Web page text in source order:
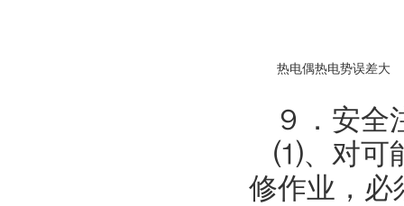
热电偶热电势误差大
９．安全
⑴、对可
修作业，必